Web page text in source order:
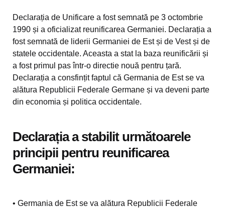
Declarația de Unificare a fost semnată pe 3 octombrie
1990 și a oficializat reunificarea Germaniei. Declarația a
fost semnată de liderii Germaniei de Est și de Vest și de
statele occidentale. Aceasta a stat la baza reunificării și
a fost primul pas într-o directie nouă pentru țară.
Declarația a consfințit faptul că Germania de Est se va
alătura Republicii Federale Germane și va deveni parte
din economia și politica occidentale.
Declarația a stabilit următoarele
principii pentru reunificarea
Germaniei:
• Germania de Est se va alătura Republicii Federale